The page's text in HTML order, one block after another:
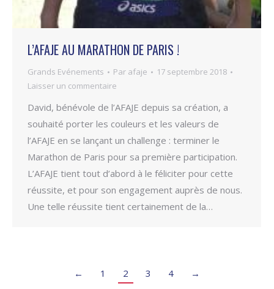
L’AFAJE AU MARATHON DE PARIS !
Grands Evénements Par afaje
17 septembre 2018
Laisser un commentaire
David, bénévole de l’AFAJE depuis sa création, a
souhaité porter les couleurs et les valeurs de
l’AFAJE en se lançant un challenge : terminer le
Marathon de Paris pour sa première participation.
L’AFAJE tient tout d’abord à le féliciter pour cette
réussite, et pour son engagement auprès de nous.
Une telle réussite tient certainement de la…
← 1 2 3 4 →